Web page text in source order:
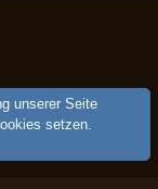
unserer Seite
setzen.